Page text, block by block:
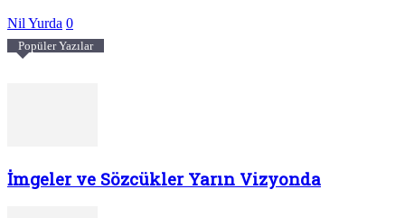
Nil Yurda 0
Popüler Yazılar
İmgeler ve Sözcükler Yarın Vizyonda